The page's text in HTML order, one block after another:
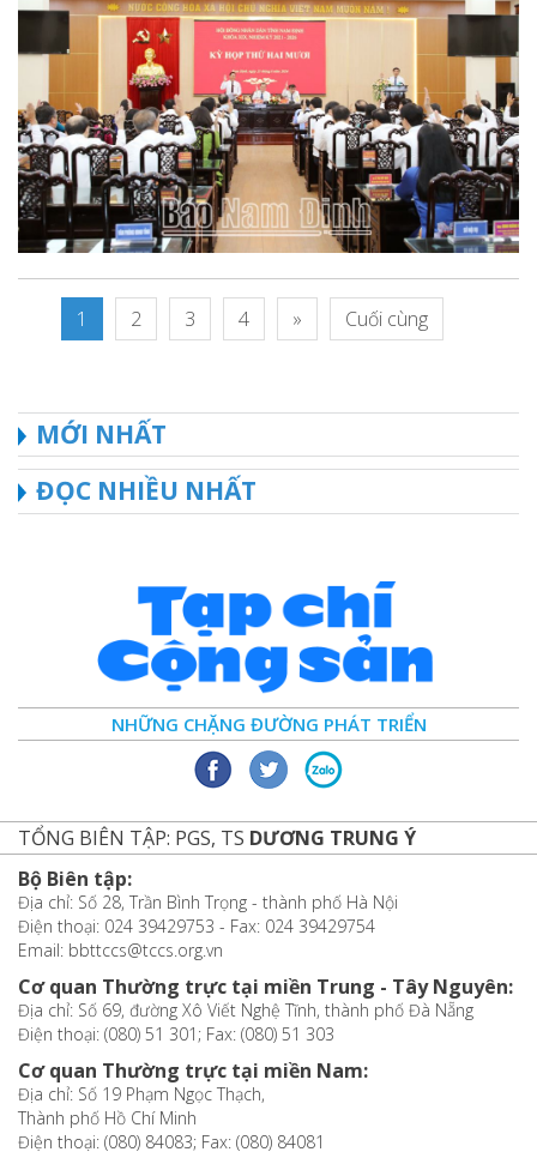
1 2 3 4 » Cuối cùng
MỚI NHẤT
ĐỌC NHIỀU NHẤT
NHỮNG CHẶNG ĐƯỜNG PHÁT TRIỂN
TỔNG BIÊN TẬP: PGS, TS DƯƠNG TRUNG Ý
Bộ Biên tập:
Địa chỉ: Số 28, Trần Bình Trọng - thành phố Hà Nội
Điện thoại: 024 39429753 - Fax: 024 39429754
Email: bbttccs@tccs.org.vn
Cơ quan Thường trực tại miền Trung - Tây Nguyên:
Địa chỉ: Số 69, đường Xô Viết Nghệ Tĩnh, thành phố Đà Nẵng
Điện thoại: (080) 51 301; Fax: (080) 51 303
Cơ quan Thường trực tại miền Nam:
Địa chỉ: Số 19 Phạm Ngọc Thạch,
Thành phố Hồ Chí Minh
Điện thoại: (080) 84083; Fax: (080) 84081